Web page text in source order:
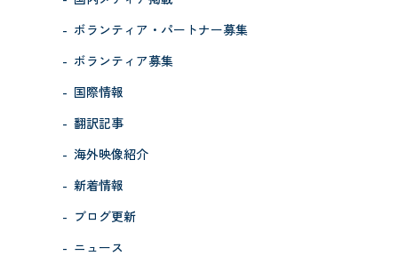
ボランティア・パートナー募集
ボランティア募集
国際情報
翻訳記事
海外映像紹介
新着情報
ブログ更新
ニュース